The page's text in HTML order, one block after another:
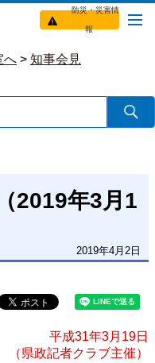
防災・災害情
報
へ > 知事会見
2019年3月1
2019年4月2日
平成31年3月19日
（県政記者クラブ主催）